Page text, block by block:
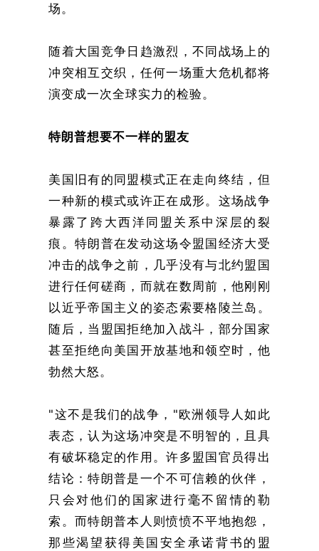
场。
随着大国竞争日趋激烈，不同战场上的
冲突相互交织，任何一场重大危机都将
演变成一次全球实力的检验。
特朗普想要不一样的盟友
美国旧有的同盟模式正在走向终结，但
一种新的模式或许正在成形。这场战争
暴露了跨大西洋同盟关系中深层的裂
痕。特朗普在发动这场令盟国经济大受
冲击的战争之前，几乎没有与北约盟国
进行任何磋商，而就在数周前，他刚刚
以近乎帝国主义的姿态索要格陵兰岛。
随后，当盟国拒绝加入战斗，部分国家
甚至拒绝向美国开放基地和领空时，他
勃然大怒。
"这不是我们的战争，"欧洲领导人如此
表态，认为这场冲突是不明智的，且具
有破坏稳定的作用。许多盟国官员得出
结论：特朗普是一个不可信赖的伙伴，
只会对他们的国家进行毫不留情的勒
索。而特朗普本人则愤愤不平地抱怨，
那些渴望获得美国安全承诺背书的盟